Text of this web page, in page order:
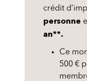
crédit
personne
an**.
Ce
500 €